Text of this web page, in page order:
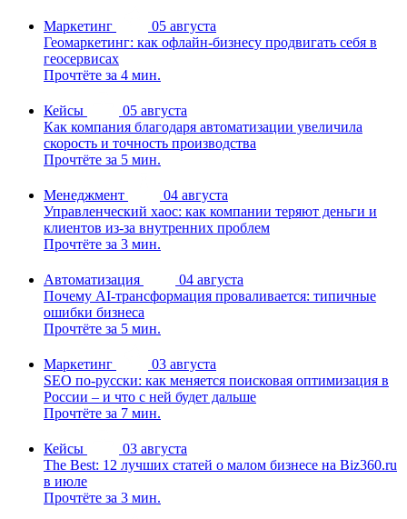
Маркетинг
05 августа
Геомаркетинг: как офлайн-бизнесу продвигать себя в
геосервисах
Прочтёте за 4 мин.
Кейсы
05 августа
Как компания благодаря автоматизации увеличила
скорость и точность производства
Прочтёте за 5 мин.
Менеджмент
04 августа
Управленческий хаос: как компании теряют деньги и
клиентов из-за внутренних проблем
Прочтёте за 3 мин.
Автоматизация
04 августа
Почему AI-трансформация проваливается: типичные
ошибки бизнеса
Прочтёте за 5 мин.
Маркетинг
03 августа
SEO по-русски: как меняется поисковая оптимизация в
России – и что с ней будет дальше
Прочтёте за 7 мин.
Кейсы
03 августа
The Best: 12 лучших статей о малом бизнесе на Biz360.ru
в июле
Прочтёте за 3 мин.